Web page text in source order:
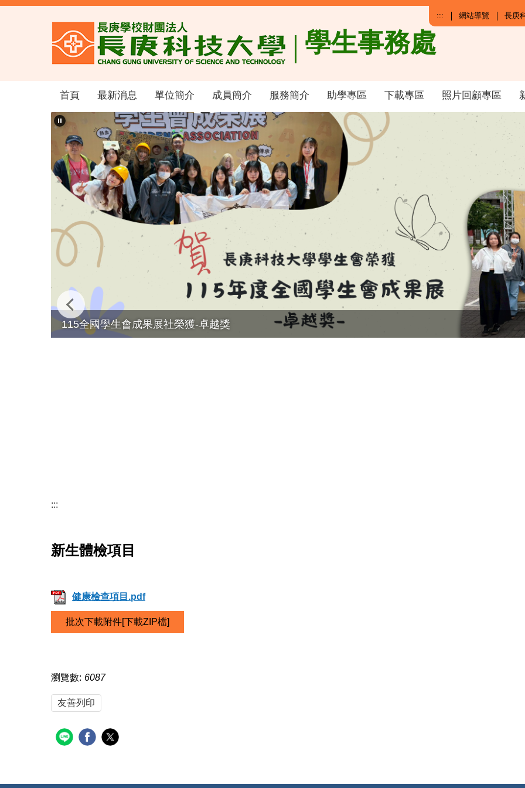
跳
學生事務處
::: 網站導覽 長庚
首頁 最新消息 單位簡介 成員簡介 服務簡介 助學專區 下載專區 照片回顧專區
115全國學生會成果展社榮獲-卓越獎
:::
新生體檢項目
健康檢查項目.pdf
批次下載附件[下載ZIP檔]
瀏覽數: 6087
友善列印